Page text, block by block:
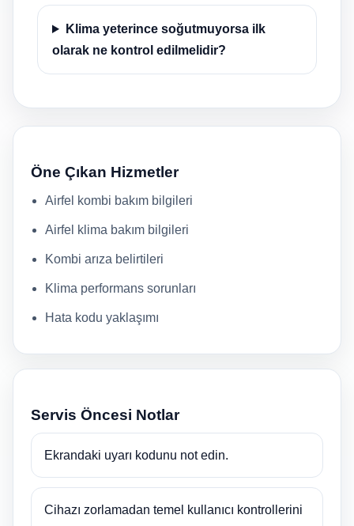
Klima yeterince soğutmuyorsa ilk
olarak ne kontrol edilmelidir?
Öne Çıkan Hizmetler
Airfel kombi bakım bilgileri
Airfel klima bakım bilgileri
Kombi arıza belirtileri
Klima performans sorunları
Hata kodu yaklaşımı
Servis Öncesi Notlar
Ekrandaki uyarı kodunu not edin.
Cihazı zorlamadan temel kullanıcı kontrollerini